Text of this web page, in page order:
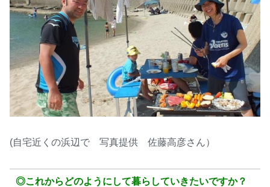
(自宅近くの浜辺で 写真提供 佐藤高彦さん）
◎これからどのようにして暮らしていきたいですか？